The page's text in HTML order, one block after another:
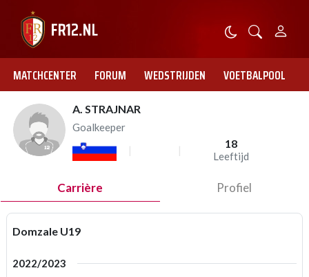
MATCHCENTER FORUM WEDSTRIJDEN VOETBALPOOL
A. STRAJNAR
Goalkeeper
18
Leeftijd
Carrière Profiel
Domzale U19
2022/2023